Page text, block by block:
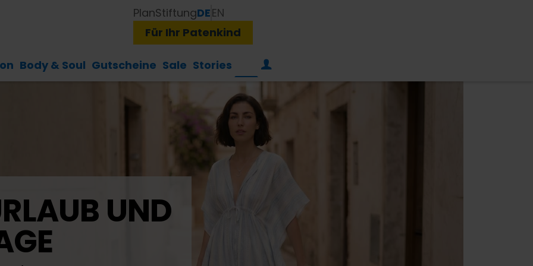
Body & Soul Gutscheine Sale Stories
Für Ihr Patenkind
PlanStiftungDEEN
UND
HAVE A NICE DAY!
Ideal für Strand, Shopping
Leopardenmuster.
HALTUNG.
aus einer